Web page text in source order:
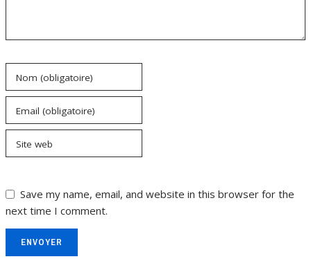
Nom (obligatoire)
Email (obligatoire)
Site web
Save my name, email, and website in this browser for the
next time I comment.
ENVOYER